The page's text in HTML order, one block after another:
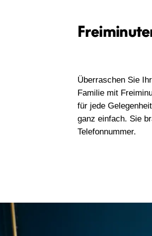
Überraschen Sie
Familie mit
für jede
ganz einfach. Sie
Telefonnummer.